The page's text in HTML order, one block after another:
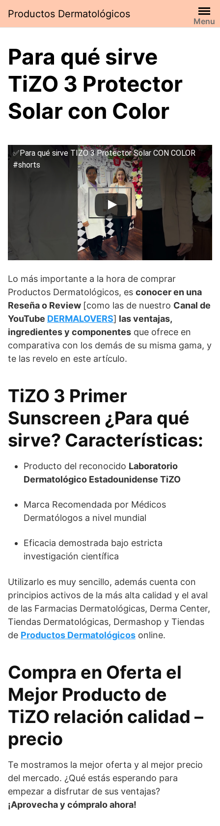
contenido
Productos Dermatológicos
Menu
Para qué sirve
TiZO 3 Protector
Solar con Color
✅Para qué sirve TIZO 3 Protector Solar CON COLOR
#shorts
Lo más importante a la hora de comprar
Productos Dermatológicos, es conocer en una
Reseña o Review [como las de nuestro Canal de
YouTube DERMALOVERS] las ventajas,
ingredientes y componentes que ofrece en
comparativa con los demás de su misma gama, y
te las revelo en este artículo.
TiZO 3 Primer
Sunscreen ¿Para qué
sirve? Características:
Producto del reconocido Laboratorio
Dermatológico Estadounidense TiZO
Marca Recomendada por Médicos
Dermatólogos a nivel mundial
Eficacia demostrada bajo estricta
investigación científica
Utilizarlo es muy sencillo, además cuenta con
principios activos de la más alta calidad y el aval
de las Farmacias Dermatológicas, Derma Center,
Tiendas Dermatológicas, Dermashop y Tiendas
de Productos Dermatológicos online.
Compra en Oferta el
Mejor Producto de
TiZO relación calidad –
precio
Te mostramos la mejor oferta y al mejor precio
del mercado. ¿Qué estás esperando para
empezar a disfrutar de sus ventajas?
¡Aprovecha y cómpralo ahora!